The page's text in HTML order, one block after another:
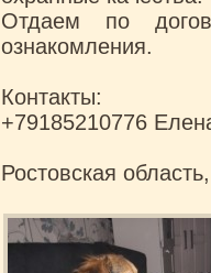
Отдаем по
ознакомления.
Контакты:
+79185210776
Ростовская